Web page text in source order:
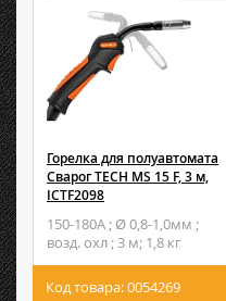
Горелка для полуавтомата
Сварог TECH MS 15 F, 3 м,
ICTF2098
150-180А ; Ø 0,8-1,0мм ;
возд. охл ; 3 м; 1,8 кг
Код товара: 0054269